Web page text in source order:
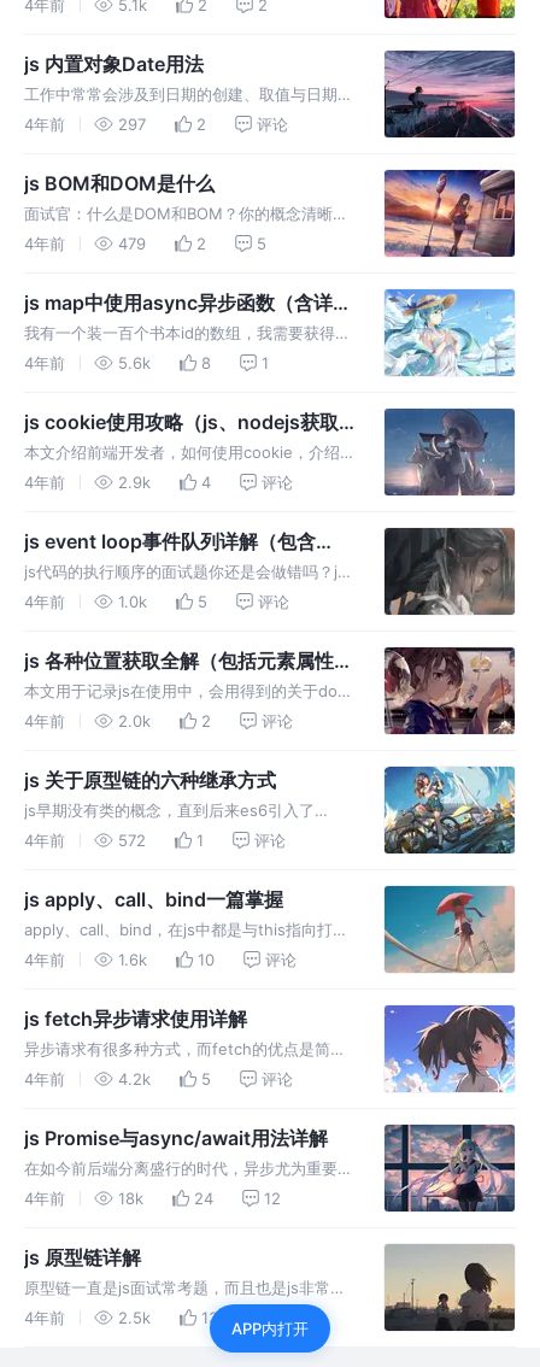
它能够作为替代日常编写js的解决方案。
4年前 5.1k 2 2
js 内置对象Date用法
工作中常常会涉及到日期的创建、取值与日期对
象属性的修改，本文简单记录一下js内置对象
4年前 297 2 评论
js BOM和DOM是什么
面试官：什么是DOM和BOM？你的概念清晰
吗？这是一个对前端基础的查缺补漏，本文以最
懂，一篇掌握，面试无忧。
4年前 479 2 5
js map中使用async异步函数（含详细
解释）
我有一个装一百个书本id的数组，我需要获得每
个书本的详细内容，都是调用一个接口，只不过
候就可以使用了map执行异步来做这件事。
4年前 5.6k 8 1
js cookie使用攻略（js、nodejs获取
与使用cookie、cookie实现自动登
录）
本文介绍前端开发者，如何使用cookie，介绍
客户端也就是前端html中的js、服务端nodejs，
4年前 2.9k 4 评论
js event loop事件队列详解（包含
async在事件队列中的执行）
js代码的执行顺序的面试题你还是会做错吗？js
代码的运行顺序到底是怎样的呢？这就是event
览器中的js event loop事件队列。
4年前 1.0k 5 评论
js 各种位置获取全解（包括元素属性、
鼠标位置、滚动位置）
本文用于记录js在使用中，会用得到的关于dom
位置、宽高、鼠标位置的等方法与属性，便于学
4年前 2.0k 2 评论
js 关于原型链的六种继承方式
js早期没有类的概念，直到后来es6引入了
class，在这之前关于js如何实现继承，主要靠
的各种继承方式的演变，这些继承方式的特点。
4年前 572 1 评论
js apply、call、bind一篇掌握
apply、call、bind，在js中都是与this指向打交
道的，它们又该如何使用呢？本文先介绍apply
的相同点与区别，这样就比较容易记忆。
4年前 1.6k 10 评论
js fetch异步请求使用详解
异步请求有很多种方式，而fetch的优点是简洁
明了，而且js原生支持，我们在html中使用不需
行后端测试接口时，非常好用。本文介绍它的用
法，相信你一定能掌握。
4年前 4.2k 5 评论
js Promise与async/await用法详解
在如今前后端分离盛行的时代，异步尤为重要，
而用于解决异步问题的promise与async/await
绍它们的用法，讲解十分简单且好记。
4年前 18k 24 12
js 原型链详解
原型链一直是js面试常考题，而且也是js非常核
心的基础知识，也许平时不会经常使用，但是了
解它会让自己大大加深对这个语言的了解，本文
4年前 2.5k 13 7
APP内打开